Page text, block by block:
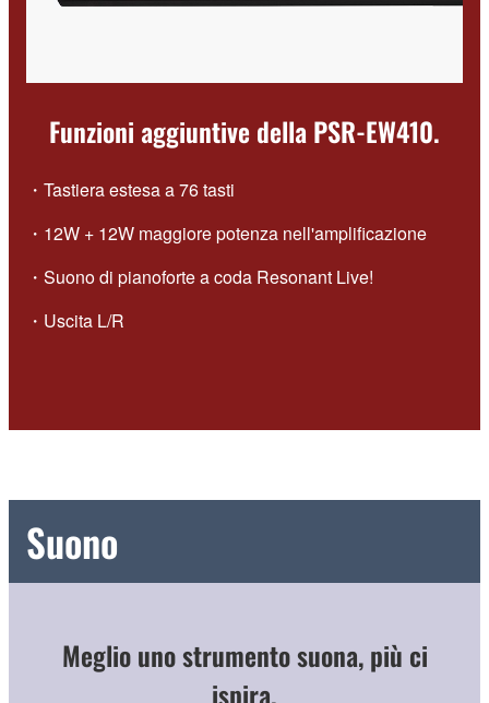
Funzioni aggiuntive della PSR-EW410.
・Tastiera estesa a 76 tasti
・12W + 12W maggiore potenza nell'amplificazione
・Suono di pianoforte a coda Resonant Live!
・Uscita L/R
Suono
Meglio uno strumento suona, più ci
ispira.